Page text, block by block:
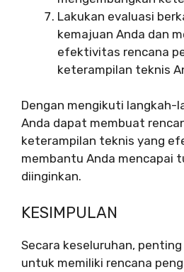
Lakukan evaluasi
kemajuan Anda dan
efektivitas rencana
keterampilan teknis
Dengan mengikuti langkah-
Anda dapat membuat
keterampilan teknis yang
membantu Anda mencapai
diinginkan.
KESIMPULAN
Secara keseluruhan,
untuk memiliki rencana